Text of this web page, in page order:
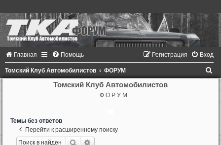
Главная Помощь Вход
Регистрация
Томский Клуб Автомобилистов ФОРУМ
Томский Клуб Автомобилистов
Ф О Р У М
Темы без ответов
Перейти к расширенному поиску
Поиск